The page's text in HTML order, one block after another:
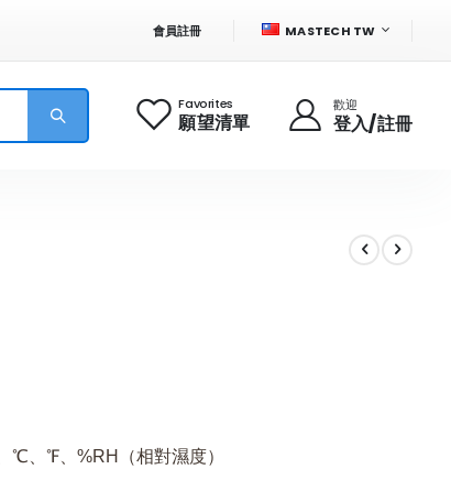
會員註冊
語
MASTECH TW
Favorites
願望清單
歡迎
登入/註冊
℃、℉、%RH（相對濕度）